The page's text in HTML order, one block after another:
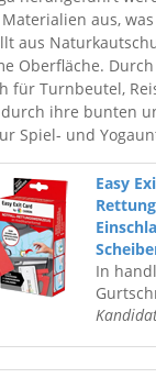
aus,
aus
Oberfläche.
Turnbeutel,
ihre bunten
Spiel- und
Easy
In